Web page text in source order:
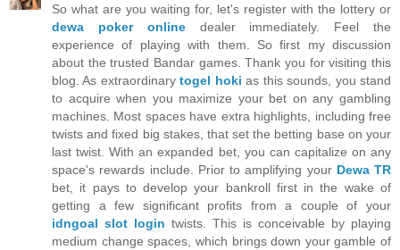
So what are you waiting for, let's register with the lottery or
dewa poker onlinedealer immediately. Feel the
experience of playing with them. So first my discussion
about the trusted Bandar games. Thank you for visiting this
blog. As extraordinarytogel hoki as this sounds, you stand
to acquire when you maximize your bet on any gambling
machines. Most spaces have extra highlights, including free
twists and fixed big stakes, that set the betting base on your
last twist. With an expanded bet, you can capitalize on any
space's rewards include. Prior to amplifying your Dewa TR
bet, it pays to develop your bankroll first in the wake of
getting a few significant profits from a couple of your
idngoal slot login twists. This is conceivable by playing
medium change spaces, which brings down your gamble of